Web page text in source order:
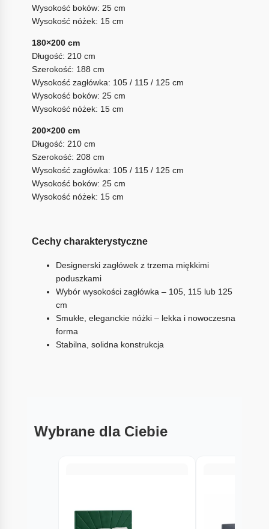
Wysokość boków: 25 cm
Wysokość nóżek: 15 cm
180×200 cm
Długość: 210 cm
Szerokość: 188 cm
Wysokość zagłówka: 105 / 115 / 125 cm
Wysokość boków: 25 cm
Wysokość nóżek: 15 cm
200×200 cm
Długość: 210 cm
Szerokość: 208 cm
Wysokość zagłówka: 105 / 115 / 125 cm
Wysokość boków: 25 cm
Wysokość nóżek: 15 cm
Cechy charakterystyczne
Designerski zagłówek z trzema miękkimi
poduszkami
Wybór wysokości zagłówka – 105, 115 lub 125
cm
Smukłe, eleganckie nóżki – lekka i nowoczesna
forma
Stabilna, solidna konstrukcja
Wybrane dla Ciebie